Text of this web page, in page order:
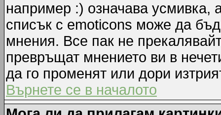
например :) означава усмивка,
списък с emoticons може да
мнения. Все пак не
превръщат мнението ви в
да го променят или дори
Върнете се в началото